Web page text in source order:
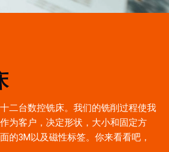
二台数控铣床。我们的铣削过程使我
为客户，决定形状，大小和固定方
的3M以及磁性标签。你来看看吧，